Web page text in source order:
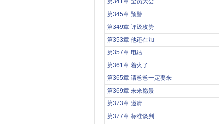
第341章 全员大会
第345章 预警
第349章 评级攻势
第353章 他还在加
第357章 电话
第361章 着火了
第365章 请爸爸一定要来
第369章 未来愿景
第373章 邀请
第377章 标准谈判